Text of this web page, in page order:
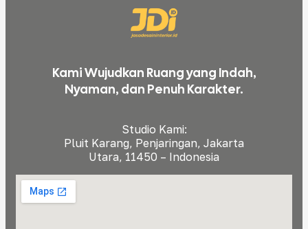
Kami Wujudkan Ruang yang Indah,
Nyaman, dan Penuh Karakter.
Studio Kami:
Pluit Karang, Penjaringan, Jakarta
Utara, 11450 – Indonesia